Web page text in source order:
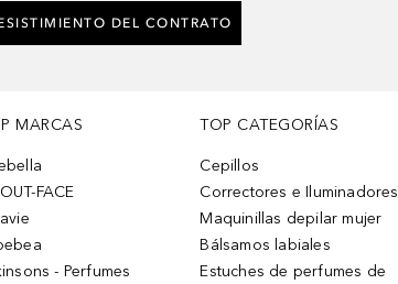
DEL CONTRATO
MARCAS
FACE
- Perfumes
TOP CATEGORÍAS
Cepillos
Correctores e Iluminadores
Maquinillas depilar mujer
Bálsamos labiales
Estuches de perfumes de